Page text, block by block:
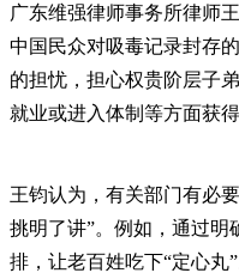
广东维强律师事务所律师
中国民众对吸毒记录封存
的担忧，担心权贵阶层子
就业或进入体制等方面获
王钧认为，有关部门有必
挑明了讲”。例如，通过
排，让老百姓吃下“定心丸”